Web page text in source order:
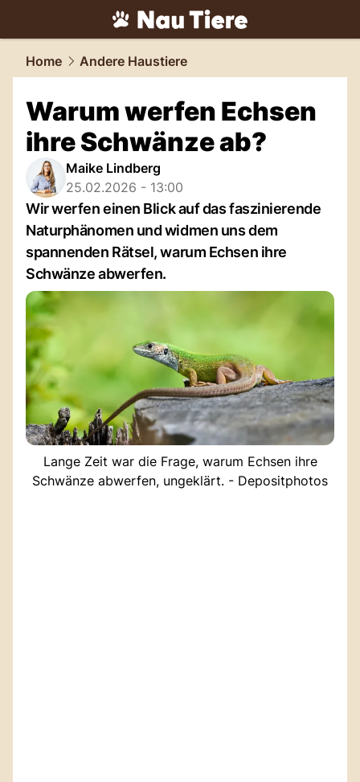
tiere.NAU.ch
Home Andere Haustiere
Warum werfen Echsen
ihre Schwänze ab?
Maike Lindberg
25.02.2026 - 13:00
Wir werfen einen Blick auf das faszinierende
Naturphänomen und widmen uns dem
spannenden Rätsel, warum Echsen ihre
Schwänze abwerfen.
Lange Zeit war die Frage, warum Echsen ihre
Schwänze abwerfen, ungeklärt. - Depositphotos